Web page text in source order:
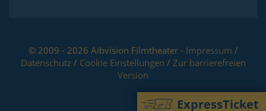
ExpressTicket
© 2009 - 2026 Aibvision Filmtheater - Impressum /
Datenschutz / Cookie Einstellungen / Zur barrierefreien
Version